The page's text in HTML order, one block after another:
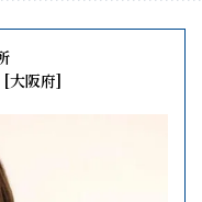
大阪府]